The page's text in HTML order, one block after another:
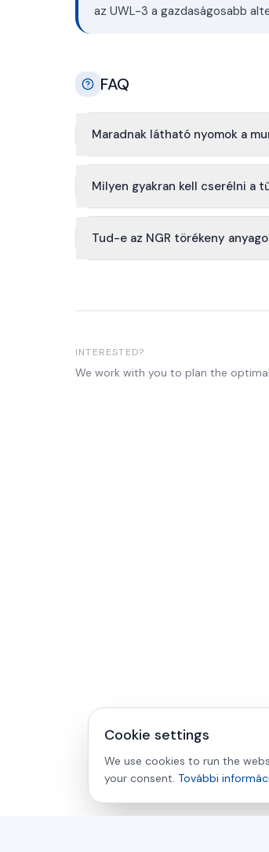
az UWL-3 a gazdaságosabb
FAQ
Maradnak látható nyomok a
Milyen gyakran kell cserélni a
Tud-e az NGR törékeny
INTERESTED?
We work with you to plan the
Cookie settings
We use cookies to run the
your consent. További